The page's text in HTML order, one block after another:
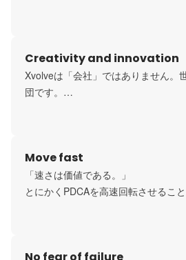
実際に、新卒3年目で年商15億円の
や、新卒2年目で年間4億円のマーケ
るマーケティング責任者など、多く
Creativity and innovation
Xvolveは「会社」ではありません。
団です。
まっすぐに大きなことを成し遂げた
したいメンバーが集まっています。
Move fast
「速さは価値である。」
とにかくPDCAを高速回転させるこ
に注力します。